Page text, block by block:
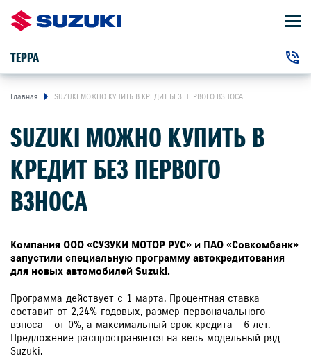
ТЕРРА
г. Иркутск, Ширямова улица, 2/1 +7 (3952) 500-110
АВТОМОБИЛИ
ВЛАДЕЛЬЦАМ
О КОМПАНИИ
КОНТАКТЫ
НОВОСТИ
Главная SUZUKI МОЖНО КУПИТЬ В КРЕДИТ БЕЗ ПЕРВОГО ВЗНОСА
SUZUKI МОЖНО КУПИТЬ В
КРЕДИТ БЕЗ ПЕРВОГО
ВЗНОСА
Компания ООО «СУЗУКИ МОТОР РУС» и ПАО «Совкомбанк»
запустили специальную программу автокредитования
для новых автомобилей Suzuki.
Программа действует с 1 марта. Процентная ставка
составит от 2,24% годовых, размер первоначального
взноса - от 0%, а максимальный срок кредита - 6 лет.
Предложение распространяется на весь модельный ряд
Suzuki.